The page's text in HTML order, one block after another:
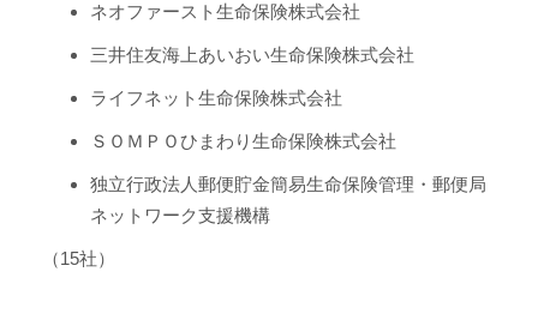
ネオファースト生命保険株式会社
三井住友海上あいおい生命保険株式会社
ライフネット生命保険株式会社
ＳＯＭＰＯひまわり生命保険株式会社
独立行政法人郵便貯金簡易生命保険管理・郵便局
ネットワーク支援機構
（15社）